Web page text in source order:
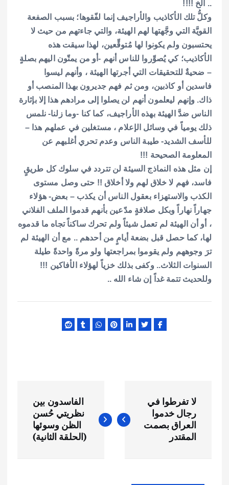
.. الخ !!!!
وكلُّ تلك الأكاذيب والأراجيف إنما لفّقوها؛ بسبب الصفعة
القويَّة التي وجَّهتها لهم الهيئة، والتي جاءتهم من حيث لا
يحتسبون ولم يكونوا لها مُتوقِّعين، لهذا سيقت هذه
الأكاذيب؛ كي يُصوِّروا للناس أنهم -أو من يمتّون اليهم بصلةٍ
– ضحيةٌ للتحقيقات التي أجرتها الهيئة ، وأنهم ليسوا
فاسدين أو كاذبين، ومن ثم فهم جديرون بهذا المنصب أو
ذاك. وإنهم ليعلمون أنهم لن يصلوا إلى مرادهم هذا إلا بإثارة
الناس ضدَّ الهيئة بهذه الأراجيف، كما كنا -وما زلنا- نلمس
ذلك يومياً في وسائل الإعلام ، مستغلين في عملهم هذا –
للأسف الشديد- طيبة الناس وعدم تحري أغلبهم عن
المعلومة الصحيحة !!!
إن مثل هذه النماذج السيئة لن تتردد في سلوك كل طريقٍ
فاسد، فهم لا خلاق لهم ولا أخلاق !! حتى وصل مستوى
الكذب والاستهزاء بعقول الناس أن يكذب – بعض- هؤلاء
جهاراً نهاراً وبكل صلافةٍ مدّعين بأنهم قدموا الملف الفلاني
، أو أن الهيئة لم تعمل شيئاً ولم تحرك ساكناً تجاه ما قدموه
لها، كما حصل قبل بضعة أيامٍ من أحدهم .. مع أن الهيئة لم
ترَ وجوههم ولم يقوموا بمراجعتها ولو مرةً واحدةً طيلة
السنوات الثلاث.. وكفى بذلك خزياً لهؤلاء الأفاكين !!!
وللحديث تتمة غداً إن شاء الله ..
ص
لا تفرطوا في
رجال خدموا
العراق بصمت
المقتدر
الفاسدون بين
نظريتي حُسن
الظن وسوئها
(الحلقة الثانية)